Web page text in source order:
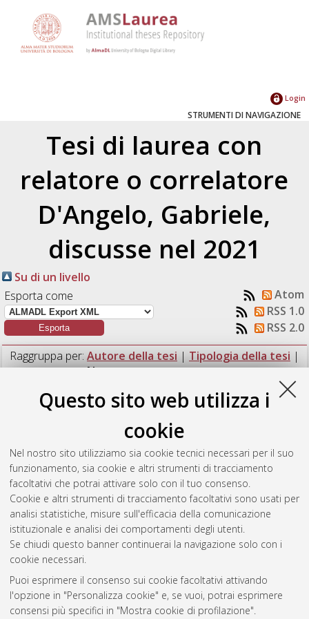
Questo sito web utilizza i
cookie
Nel nostro sito utilizziamo sia cookie tecnici necessari per il suo
funzionamento, sia cookie e altri strumenti di tracciamento
facoltativi che potrai attivare solo con il tuo consenso.
Cookie e altri strumenti di tracciamento facoltativi sono usati per
analisi statistiche, misure sull'efficacia della comunicazione
istituzionale e analisi dei comportamenti degli utenti.
Se chiudi questo banner continuerai la navigazione solo con i
cookie necessari.
Puoi esprimere il consenso sui cookie facoltativi attivando
l'opzione in "Personalizza cookie" e, se vuoi, potrai esprimere
consensi più specifici in "Mostra cookie di profilazione".
Login
STRUMENTI DI NAVIGAZIONE
Tesi di laurea con
relatore o correlatore
D'Angelo, Gabriele,
discusse nel 2021
Su di un livello
Esporta come
Atom
RSS 1.0
RSS 2.0
Raggruppa per: Autore della tesi | Tipologia della tesi |
Nessun raggruppamento
Numero di documenti:1
Implementazione CUDA su GPU di un
simulazioni distribuite.[Laurea magistrale], Università di
Bologna, Corso di Studio in Ingegneria e scienze informatiche
[LM-DM270] - Cesena
Questa lista e' stata generata ilSun Aug 9 18:48:49 2026
CEST
Atom
Rss 1.0